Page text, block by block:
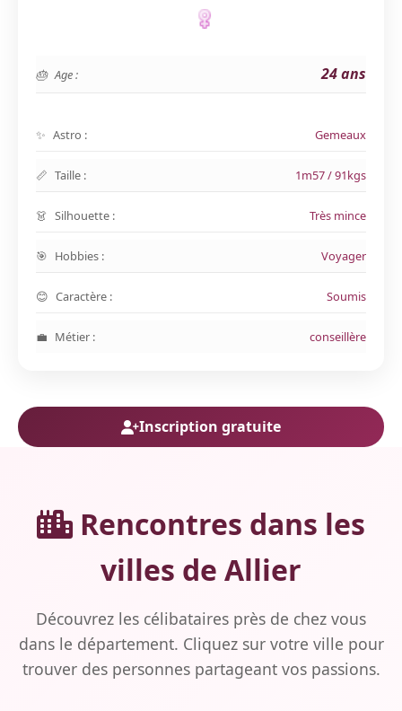
Age : 24 ans
Astro : Gemeaux
Taille : 1m57 / 91kgs
Silhouette : Très mince
Hobbies : Voyager
Caractère : Soumis
Métier : conseillère
Inscription gratuite
Rencontres dans les
villes de Allier
Découvrez les célibataires près de chez vous
dans le département. Cliquez sur votre ville pour
trouver des personnes partageant vos passions.